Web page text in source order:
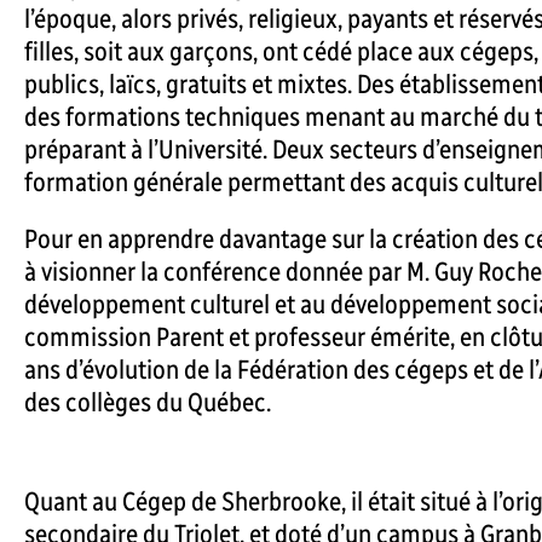
l’époque, alors privés, religieux, payants et
filles, soit aux garçons, ont cédé place aux
publics, laïcs, gratuits et mixtes. Des
des formations techniques menant au marché
préparant à l’Université. Deux secteurs
formation générale permettant des acquis
Pour en apprendre davantage sur la création des
à visionner la conférence donnée par M. Guy
développement culturel et au développement
commission Parent et professeur émérite, en
ans d’évolution de la Fédération des cégeps et de
des collèges du Québec.
Quant au Cégep de Sherbrooke, il était situé à
secondaire du Triolet, et doté d’un campus à